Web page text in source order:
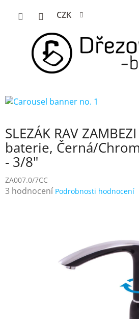
CZK
SLEZÁK RAV
baterie, Černá/
- 3/8"
ZA007.0/7CC
Průměrné
3 hodnocení Podrobnosti hodnocení